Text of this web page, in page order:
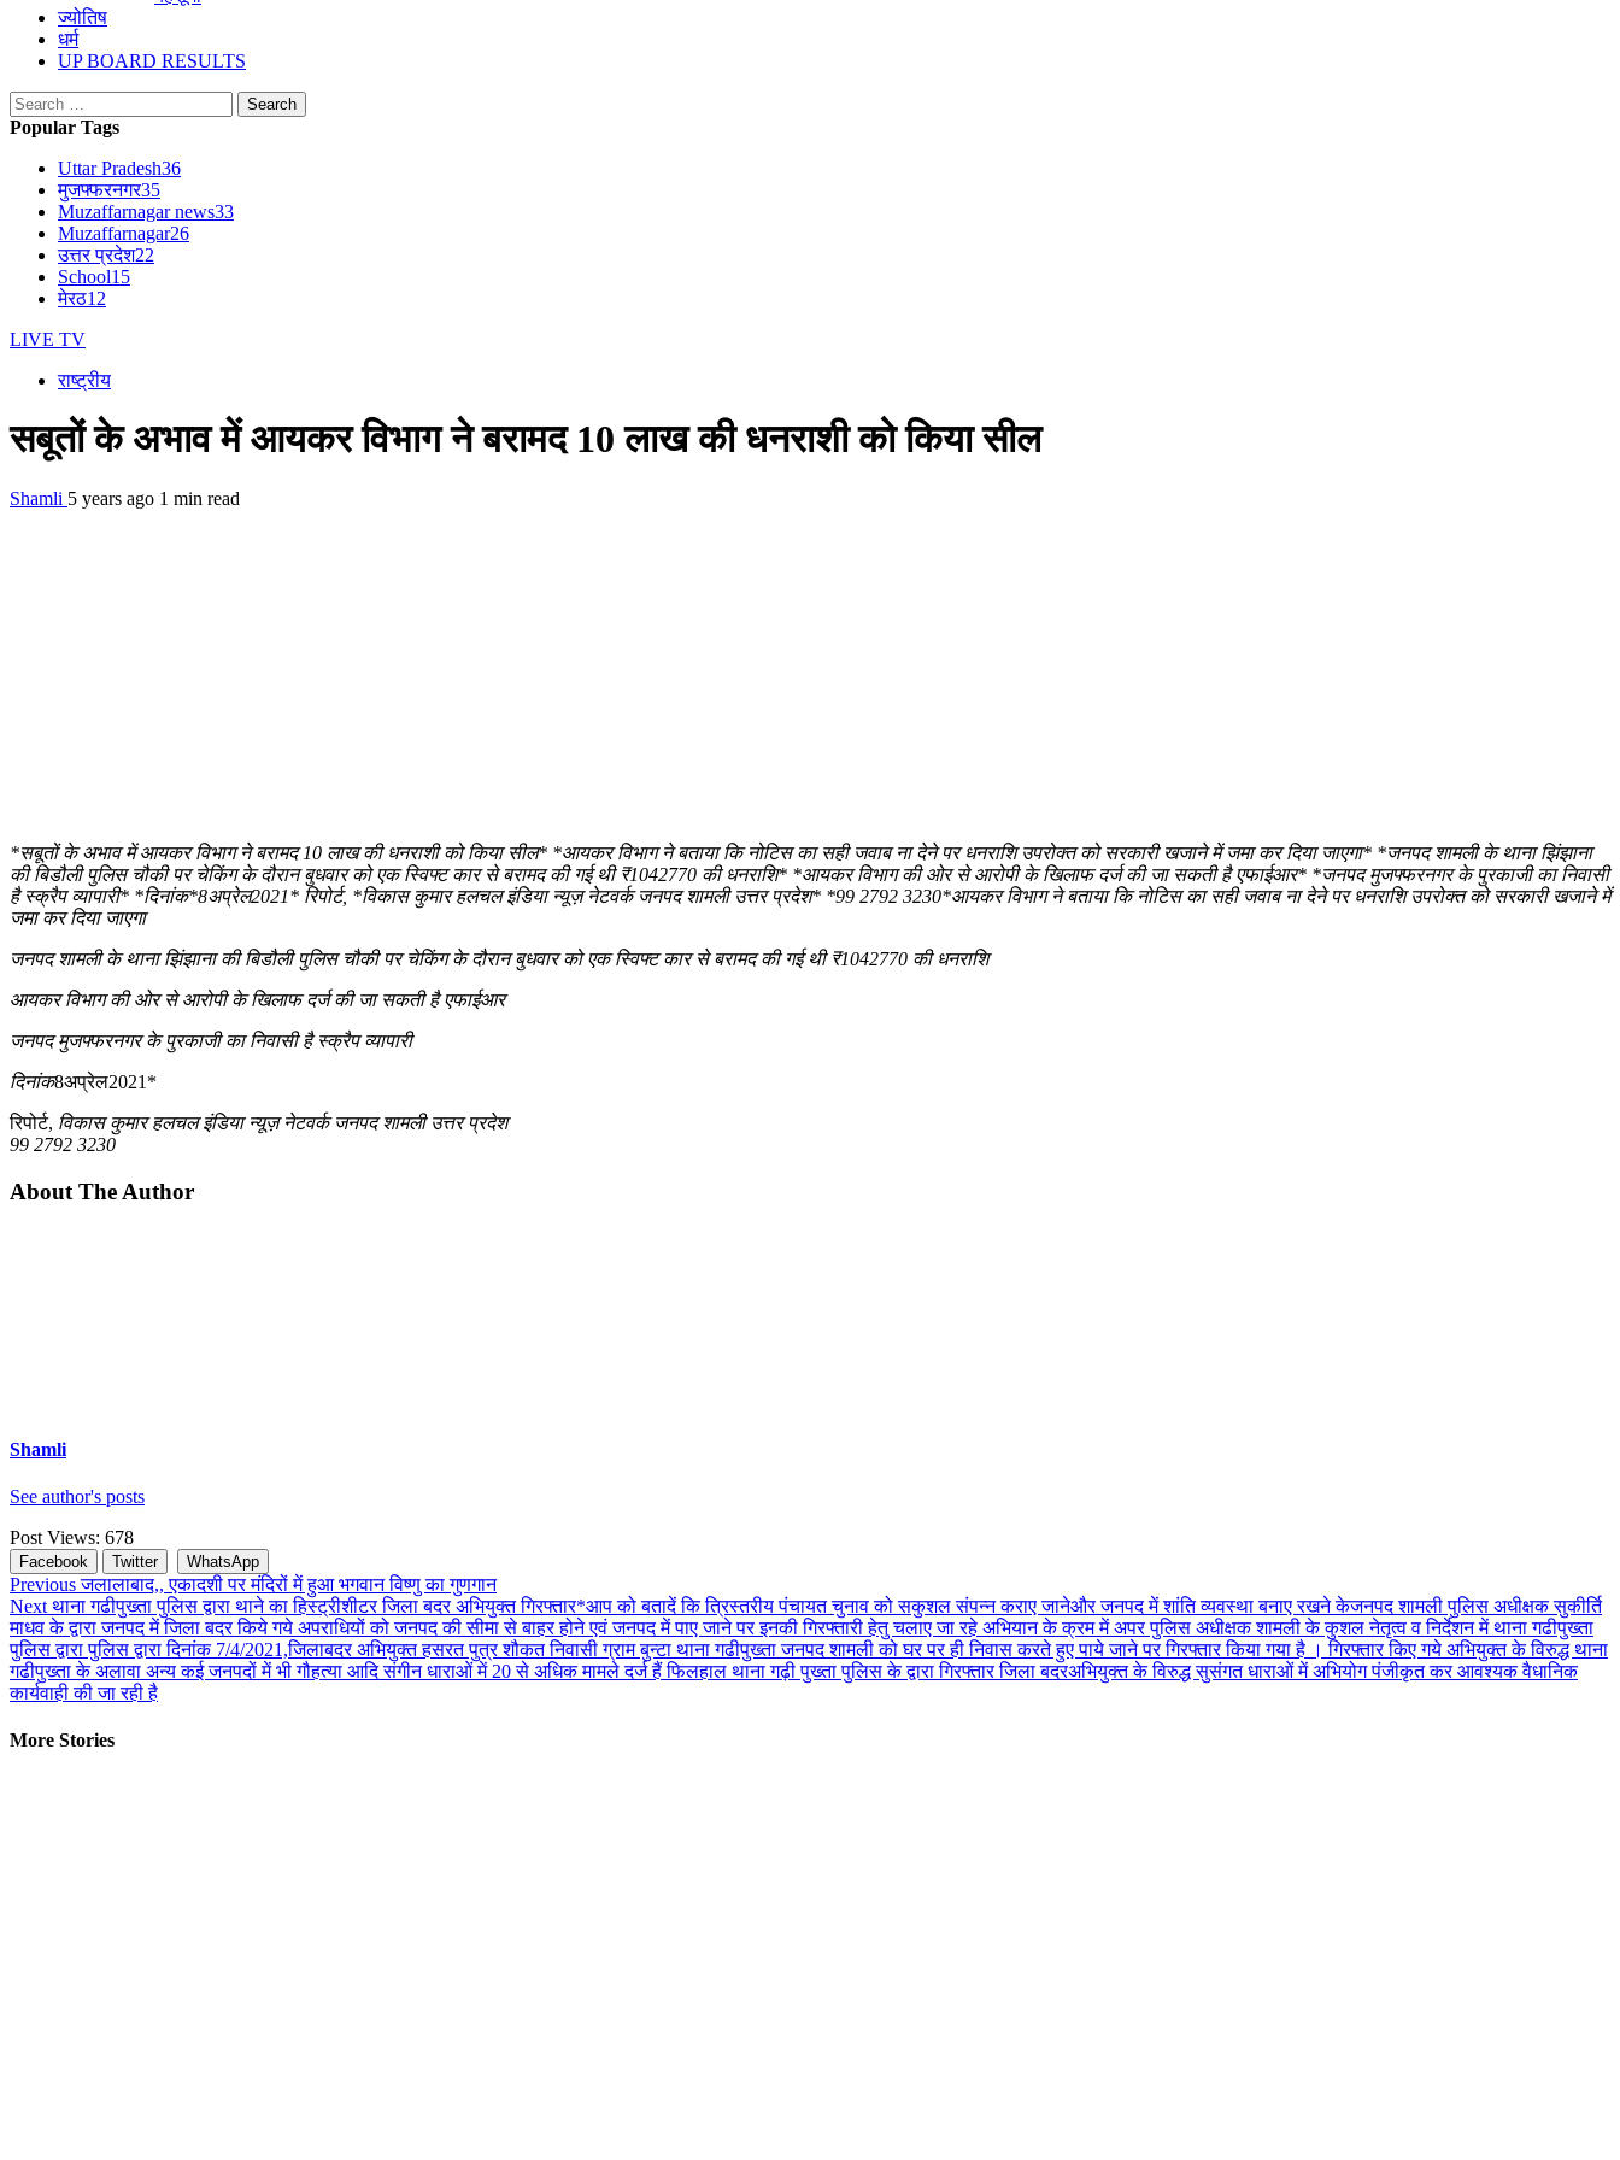
ज्योतिष
धर्म
UP BOARD RESULTS
Search
for:
Popular Tags
Uttar Pradesh36
मुजफ्फरनगर35
Muzaffarnagar news33
Muzaffarnagar26
उत्तर प्रदेश22
School15
मेरठ12
LIVE TV
राष्ट्रीय
सबूतों के अभाव में आयकर विभाग ने बरामद 10 लाख की धनराशी को किया सील
Shamli 5 years ago 1 min read
*सबूतों के अभाव में आयकर विभाग ने बरामद 10 लाख की धनराशी को किया सील* *आयकर विभाग ने बताया कि नोटिस का सही जवाब ना देने पर धनराशि उपरोक्त को सरकारी खजाने में जमा कर दिया जाएगा* *जनपद शामली के थाना झिंझाना
की बिडौली पुलिस चौकी पर चेकिंग के दौरान बुधवार को एक स्विफ्ट कार से बरामद की गई थी ₹1042770 की धनराशि* *आयकर विभाग की ओर से आरोपी के खिलाफ दर्ज की जा सकती है एफाईआर* *जनपद मुजफ्फरनगर के पुरकाजी का निवासी
है स्क्रैप व्यापारी* *दिनांक*8अप्रेल2021* रिपोर्ट, *विकास कुमार हलचल इंडिया न्यूज़ नेटवर्क जनपद शामली उत्तर प्रदेश* *99 2792 3230*आयकर विभाग ने बताया कि नोटिस का सही जवाब ना देने पर धनराशि उपरोक्त को सरकारी खजाने में
जमा कर दिया जाएगा
जनपद शामली के थाना झिंझाना की बिडौली पुलिस चौकी पर चेकिंग के दौरान बुधवार को एक स्विफ्ट कार से बरामद की गई थी ₹1042770 की धनराशि
आयकर विभाग की ओर से आरोपी के खिलाफ दर्ज की जा सकती है एफाईआर
जनपद मुजफ्फरनगर के पुरकाजी का निवासी है स्क्रैप व्यापारी
दिनांक8अप्रेल2021*
रिपोर्ट, विकास कुमार हलचल इंडिया न्यूज़ नेटवर्क जनपद शामली उत्तर प्रदेश
99 2792 3230
About The Author
Shamli
See author's posts
Post Views: 678
Facebook Twitter WhatsApp
Continue
Reading
Previousजलालाबाद,, एकादशी पर मंदिरों में हुआ भगवान विष्णु का गुणगान
Next थाना गढीपुख्ता पुलिस द्वारा थाने का हिस्ट्रीशीटर जिला बदर अभियुक्त गिरफ्तार*आप को बतादें कि त्रिस्तरीय पंचायत चुनाव को सकुशल संपन्न कराए जानेऔर जनपद में शांति व्यवस्था बनाए रखने केजनपद शामली पुलिस अधीक्षक सुकीर्ति
माधव के द्वारा जनपद में जिला बदर किये गये अपराधियों को जनपद की सीमा से बाहर होने एवं जनपद में पाए जाने पर इनकी गिरफ्तारी हेतु चलाए जा रहे अभियान के क्रम में अपर पुलिस अधीक्षक शामली के कुशल नेतृत्व व निर्देशन में थाना गढीपुख्ता
पुलिस द्वारा पुलिस द्वारा दिनांक 7/4/2021,जिलाबदर अभियुक्त हसरत पुत्र शौकत निवासी ग्राम बुन्टा थाना गढीपुख्ता जनपद शामली को घर पर ही निवास करते हुए पाये जाने पर गिरफ्तार किया गया है । गिरफ्तार किए गये अभियुक्त के विरुद्ध थाना
गढीपुख्ता के अलावा अन्य कई जनपदों में भी गौहत्या आदि संगीन धाराओं में 20 से अधिक मामले दर्ज हैं फिलहाल थाना गढ़ी पुख्ता पुलिस के द्वारा गिरफ्तार जिला बदरअभियुक्त के विरुद्ध सुसंगत धाराओं में अभियोग पंजीकृत कर आवश्यक वैधानिक
कार्यवाही की जा रही है
More Stories